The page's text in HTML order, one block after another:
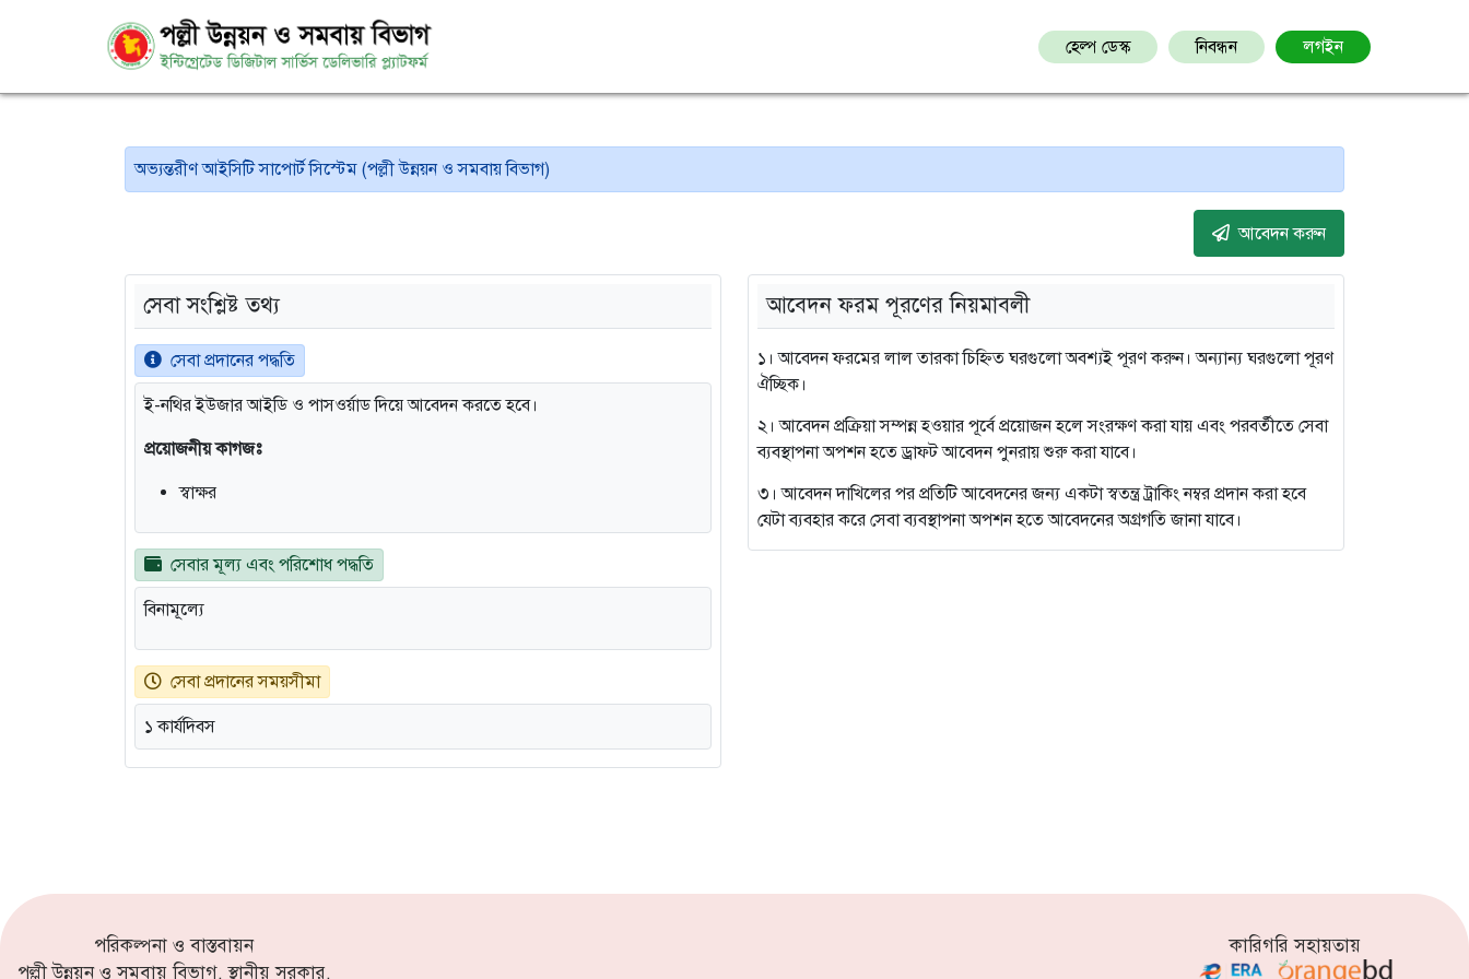
হেল্প ডেস্ক নিবন্ধন লগইন
অভ্যন্তরীণ আইসিটি সাপোর্ট সিস্টেম (পল্লী উন্নয়ন ও সমবায় বিভাগ)
আবেদন করুন
সেবা সংশ্লিষ্ট তথ্য
সেবা প্রদানের পদ্ধতি
ই-নথির ইউজার আইডি ও পাসওর্য়াড দিয়ে আবেদন করতে হবে।
প্রয়োজনীয় কাগজঃ
স্বাক্ষর
সেবার মূল্য এবং পরিশোধ পদ্ধতি
বিনামূল্যে
সেবা প্রদানের সময়সীমা
১ কার্যদিবস
আবেদন ফরম পূরণের নিয়মাবলী
১। আবেদন ফরমের লাল তারকা চিহ্নিত ঘরগুলো অবশ্যই পূরণ করুন। অন্যান্য ঘরগুলো পূরণ
ঐচ্ছিক।
২। আবেদন প্রক্রিয়া সম্পন্ন হওয়ার পূর্বে প্রয়োজন হলে সংরক্ষণ করা যায় এবং পরবর্তীতে সেবা
ব্যবস্থাপনা অপশন হতে ড্রাফট আবেদন পুনরায় শুরু করা যাবে।
৩। আবেদন দাখিলের পর প্রতিটি আবেদনের জন্য একটা স্বতন্ত্র ট্রাকিং নম্বর প্রদান করা হবে
যেটা ব্যবহার করে সেবা ব্যবস্থাপনা অপশন হতে আবেদনের অগ্রগতি জানা যাবে।
পরিকল্পনা ও বাস্তবায়ন
পল্লী উন্নয়ন ও সমবায় বিভাগ, স্থানীয় সরকার,
কারিগরি সহায়তায়